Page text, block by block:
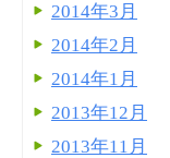
2014年3月
2014年2月
2014年1月
2013年12月
2013年11月